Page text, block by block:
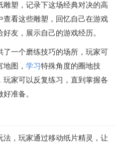
塑，记录下这场经典对决的高
看这些雕塑，回忆自己在游戏
友，展示自己的游戏经历。
一个磨练技巧的场所，玩家可
图， 学习特殊角度的圈地技
家可以反复练习，直到掌握各
准备。
，玩家通过移动纸片精灵，让